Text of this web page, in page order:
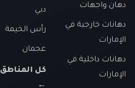
دهان واجهات
دهانات خارجية في
الإمارات
دهانات داخلية في
الإمارات
دبي
رأس الخيمة
عجمان
كل المناطق
←